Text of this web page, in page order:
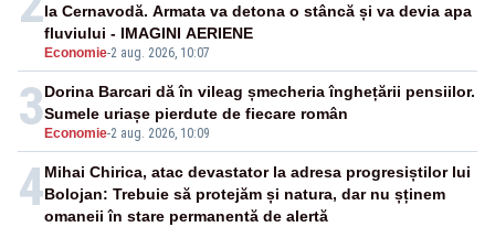
Economie-2 aug. 2026, 10:07
la Cernavodă. Armata va detona o stâncă și va devia apa
fluviului - IMAGINI AERIENE
3 Economie-2 aug. 2026, 10:09
Dorina Barcari dă în vileag șmecheria înghețării pensiilor.
Sumele uriașe pierdute de fiecare român
4Mihai Chirica, atac devastator la adresa progresiștilor lui
Bolojan: Trebuie să protejăm și natura, dar nu șținem
omaneii în stare permanentă de alertă